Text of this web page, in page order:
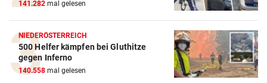
141.282 mal gelesen
NIEDERÖSTERREICH
500 Helfer kämpfen bei Gluthitze
gegen Inferno
140.558 mal gelesen